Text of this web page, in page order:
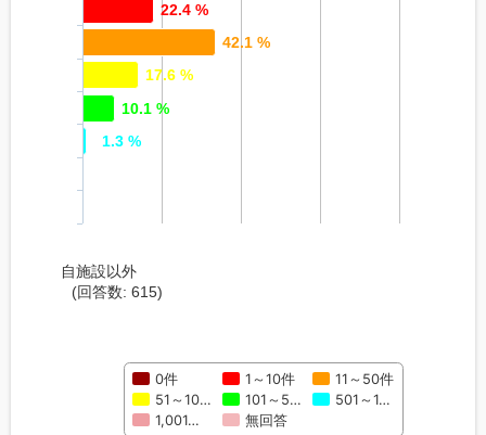
22.4 %
42.1 %
17.6 %
10.1 %
1.3 %
自施設以外
(回答数: 615)
0件 1～10件
11～50件
51～10…
101～5…
501～1…
1,001…
無回答